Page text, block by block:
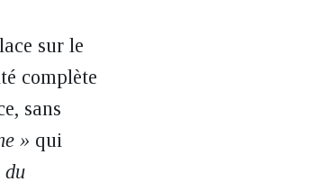
sur le
complète
sans
» qui
du